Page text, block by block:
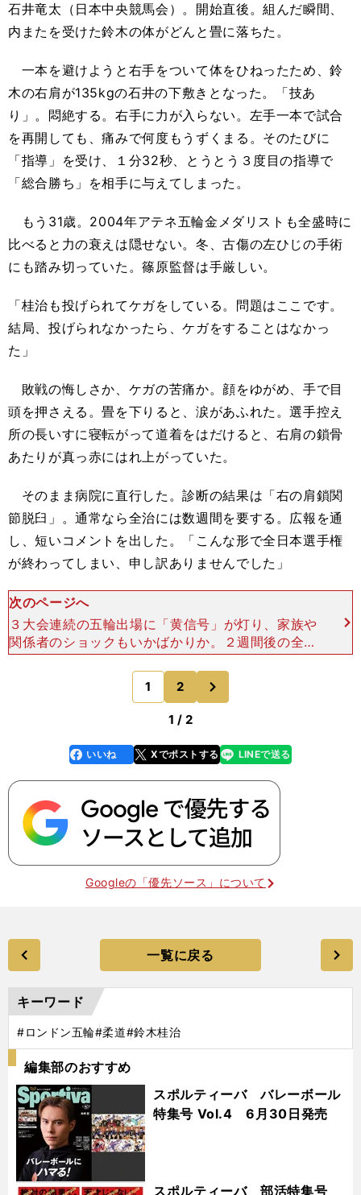
石井竜太（日本中央競馬会）。開始直後。組んだ瞬間、
内またを受けた鈴木の体がどんと畳に落ちた。
一本を避けようと右手をついて体をひねったため、鈴
木の右肩が135kgの石井の下敷きとなった。「技あ
り」。悶絶する。右手に力が入らない。左手一本で試合
を再開しても、痛みで何度もうずくまる。そのたびに
「指導」を受け、１分32秒、とうとう３度目の指導で
「総合勝ち」を相手に与えてしまった。
もう31歳。2004年アテネ五輪金メダリストも全盛時に
比べると力の衰えは隠せない。冬、古傷の左ひじの手術
にも踏み切っていた。篠原監督は手厳しい。
「桂治も投げられてケガをしている。問題はここです。
結局、投げられなかったら、ケガをすることはなかっ
た」
敗戦の悔しさか、ケガの苦痛か。顔をゆがめ、手で目
頭を押さえる。畳を下りると、涙があふれた。選手控え
所の長いすに寝転がって道着をはだけると、右肩の鎖骨
あたりが真っ赤にはれ上がっていた。
そのまま病院に直行した。診断の結果は「右の肩鎖関
節脱臼」。通常なら全治には数週間を要する。広報を通
し、短いコメントを出した。「こんな形で全日本選手権
が終わってしまい、申し訳ありませんでした」
次のページへ
３大会連続の五輪出場に「黄信号」が灯り、家族や
関係者のショックもいかばかりか。２週間後の全日
本選抜体重別選手権に出場しなければ、五輪出場は
消えることになる。 もっとも、より歯がゆいの
は、22歳の上
1 2
1 / 2
faceboo
k
いいね Xでポストする
line LINEで送る
Googleの「優先ソース」について
一覧に戻る
キーワード
#ロンドン五輪#柔道#鈴木桂治
編集部のおすすめ
スポルティーバ バレーボール
特集号 Vol.4 6月30日発売
スポルティーバ 部活特集号